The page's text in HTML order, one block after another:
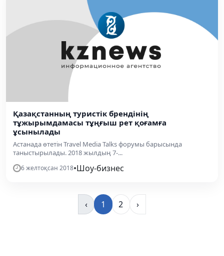
Қазақстанның туристік брендінің
тұжырымдамасы тұңғыш рет қоғамға
ұсынылады
Астанада өтетін Travel Media Talks форумы барысында
таныстырылады. 2018 жылдың 7-...
6 желтоқсан 2018•Шоу-бизнес
‹ 1 2 ›